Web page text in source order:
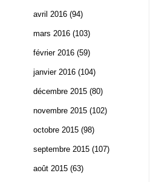
avril 2016 (94)
mars 2016 (103)
février 2016 (59)
janvier 2016 (104)
décembre 2015 (80)
novembre 2015 (102)
octobre 2015 (98)
septembre 2015 (107)
août 2015 (63)